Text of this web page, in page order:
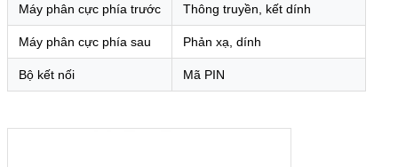
Máy phân cực phía trước Thông truyền, kết dính
Máy phân cực phía sau Phản xạ, dính
Bộ kết nối Mã PIN